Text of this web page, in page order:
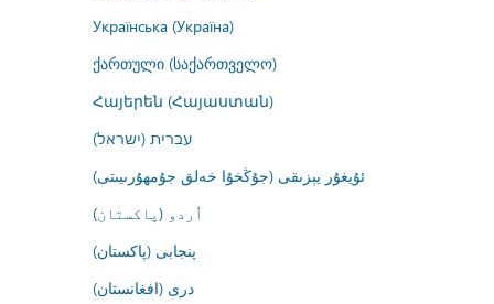
Українська (Україна)
ქართული (საქართველო)
Հայերեն (Հայաստան)
עברית (ישראל)
ئۇيغۇر يېزىقى (جۇڭخۇا خەلق جۇمھۇرىيىتى)
اُردو (پاکستان)
پنجابی (پاکستان)
درى (افغانستان)